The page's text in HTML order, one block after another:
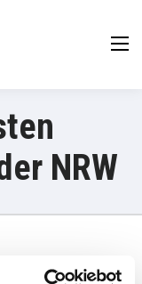
Strategies GmbH
NRW